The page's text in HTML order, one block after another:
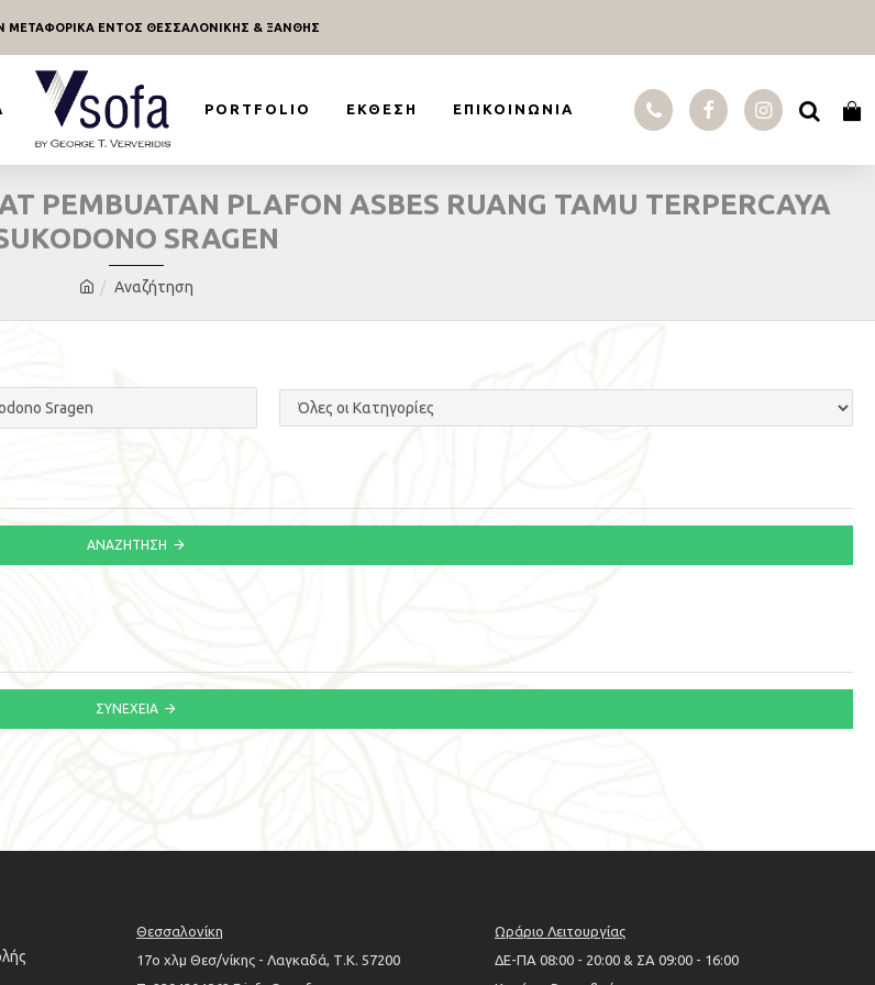
ΜΕΤΑΦΟΡΙΚΑ ΕΝΤΟΣ ΘΕΣΣΑΛΟΝΙΚΗΣ & ΞΑΝΘΗΣ
PORTFOLIO ΕΚΘΕΣΗ ΕΠΙΚΟΙΝΩΝΊΑ
Αναζήτηση
PLAFON ASBES RUANG TAMU TERPERCAYA
SRAGEN
ΑΝΑΖΉΤΗΣΗ
ΣΥΝΈΧΕΙΑ
Θεσσαλονίκη
17ο χλμ Θεσ/νίκης - Λαγκαδά, Τ.Κ. 57200
Ωράριο Λειτουργίας
ΔΕ-ΠΑ 08:00 - 20:00 & ΣΑ 09:00 - 16:00